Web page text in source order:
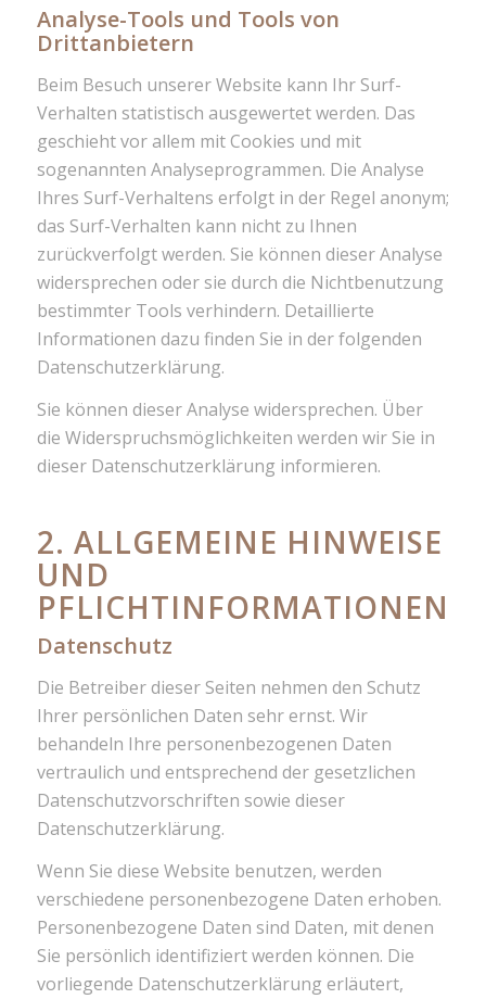
Analyse-Tools und Tools von
Drittanbietern
Beim Besuch unserer Website kann Ihr Surf-
Verhalten statistisch ausgewertet werden. Das
geschieht vor allem mit Cookies und mit
sogenannten Analyseprogrammen. Die Analyse
Ihres Surf-Verhaltens erfolgt in der Regel anonym;
das Surf-Verhalten kann nicht zu Ihnen
zurückverfolgt werden. Sie können dieser Analyse
widersprechen oder sie durch die Nichtbenutzung
bestimmter Tools verhindern. Detaillierte
Informationen dazu finden Sie in der folgenden
Datenschutzerklärung.
Sie können dieser Analyse widersprechen. Über
die Widerspruchsmöglichkeiten werden wir Sie in
dieser Datenschutzerklärung informieren.
2. ALLGEMEINE HINWEISE
UND
PFLICHTINFORMATIONEN
Datenschutz
Die Betreiber dieser Seiten nehmen den Schutz
Ihrer persönlichen Daten sehr ernst. Wir
behandeln Ihre personenbezogenen Daten
vertraulich und entsprechend der gesetzlichen
Datenschutzvorschriften sowie dieser
Datenschutzerklärung.
Wenn Sie diese Website benutzen, werden
verschiedene personenbezogene Daten erhoben.
Personenbezogene Daten sind Daten, mit denen
Sie persönlich identifiziert werden können. Die
vorliegende Datenschutzerklärung erläutert,